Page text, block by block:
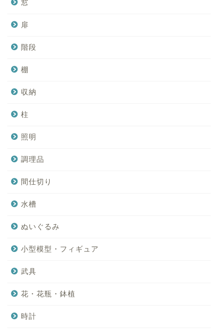
窓
扉
階段
棚
収納
柱
照明
調理品
間仕切り
水槽
ぬいぐるみ
小型模型・フィギュア
武具
花・花瓶・鉢植
時計